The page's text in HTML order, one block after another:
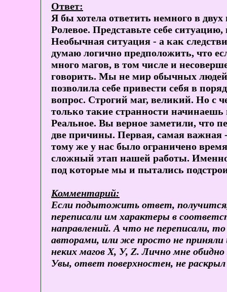
Ответ:
Я бы хотела ответить немного в
Ролевое. Представьте себе
Необычная ситуация - а как
думаю логично предположить, что
много магов, в том числе и
говорить. Мы не мир обычных
позволила себе привести себя в
вопрос. Строгий маг, великий. Но с
только такие странности
Реальное. Вы верное заметили, что
две причины. Первая, самая важная
тому же у нас было ограничено
сложный этап нашей работы.
под которые мы и пытались
Комментарий:
Если подытожить ответ, получится,
переписали им характеры в
направлений. А что не переписали,
авторами, или же просто не приняли
неких магов Х, У, Z. Лично мне
Увы, ответ поверхностен, не